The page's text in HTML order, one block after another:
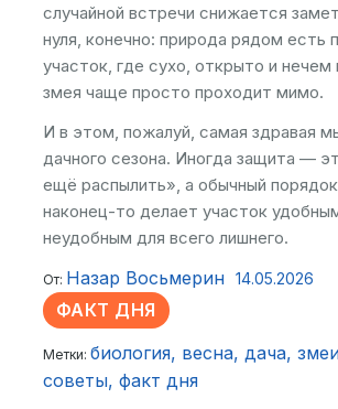
случайной встречи снижается
нуля, конечно: природа рядом есть
участок, где сухо, открыто и нечем
змея чаще просто проходит мимо.
И в этом, пожалуй, самая здравая
дачного сезона. Иногда защита —
ещё распылить», а обычный
наконец-то делает участок
неудобным для всего лишнего.
От: Назар Восьмерин 14.05.2026
ФАКТ ДНЯ
Метки: биология весна дача
советы факт дня